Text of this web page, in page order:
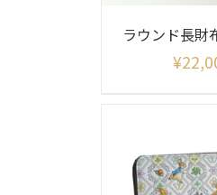
ラウンド長
¥